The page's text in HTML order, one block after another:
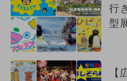
行
型
【